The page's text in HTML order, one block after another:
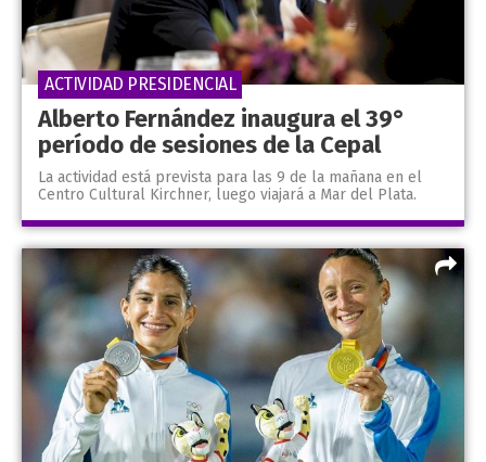
Alberto Fernández inaugura el 39°
período de sesiones de la Cepal
La actividad está prevista para las 9 de la mañana en el
Centro Cultural Kirchner, luego viajará a Mar del Plata.
ACTIVIDAD PRESIDENCIAL